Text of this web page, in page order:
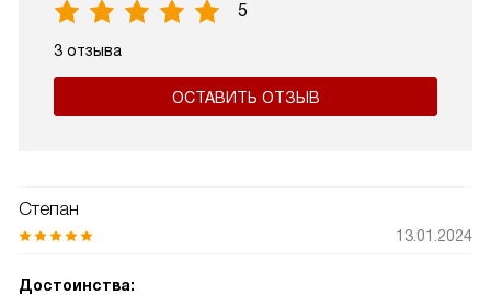
5
3 отзыва
ОСТАВИТЬ ОТЗЫВ
Степан
13.01.2024
Достоинства: